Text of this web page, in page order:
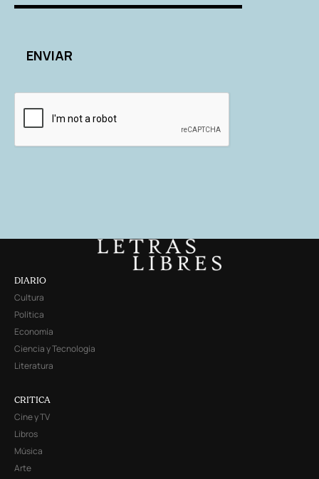
DIARIO
Cultura
Política
Economía
Ciencia y Tecnología
Literatura
CRITICA
Cine y TV
Libros
Música
Arte